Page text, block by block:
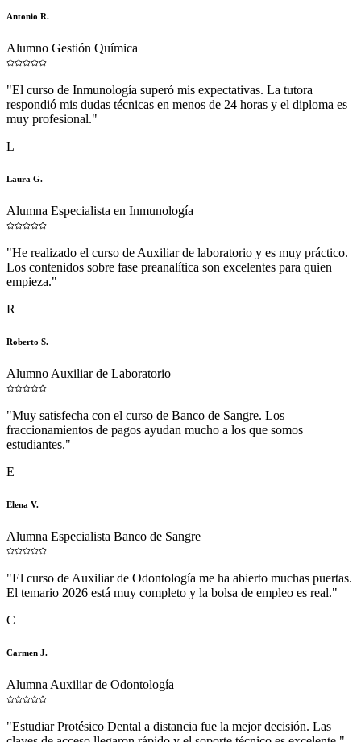
Antonio R.
Alumno Gestión Química
"El curso de Inmunología superó mis expectativas. La tutora
respondió mis dudas técnicas en menos de 24 horas y el diploma es
muy profesional."
L
Laura G.
Alumna Especialista en Inmunología
"He realizado el curso de Auxiliar de laboratorio y es muy práctico.
Los contenidos sobre fase preanalítica son excelentes para quien
empieza."
R
Roberto S.
Alumno Auxiliar de Laboratorio
"Muy satisfecha con el curso de Banco de Sangre. Los
fraccionamientos de pagos ayudan mucho a los que somos
estudiantes."
E
Elena V.
Alumna Especialista Banco de Sangre
"El curso de Auxiliar de Odontología me ha abierto muchas puertas.
El temario 2026 está muy completo y la bolsa de empleo es real."
C
Carmen J.
Alumna Auxiliar de Odontología
"Estudiar Protésico Dental a distancia fue la mejor decisión. Las